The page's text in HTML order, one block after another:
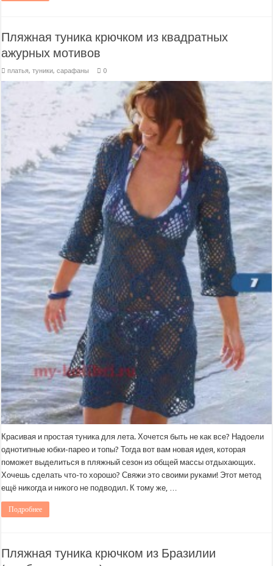
Пляжная туника крючком из квадратных
ажурных мотивов
платья, туники, сарафаны 0
Красивая и простая туника для лета. Хочется быть не как все? Надоели
однотипные юбки-парео и топы? Тогда вот вам новая идея, которая
поможет выделиться в пляжный сезон из общей массы отдыхающих.
Хочешь сделать что-то хорошо? Свяжи это своими руками! Этот метод
ещё никогда и никого не подводил. К тому же, …
Подробнее
Пляжная туника крючком из Бразилии